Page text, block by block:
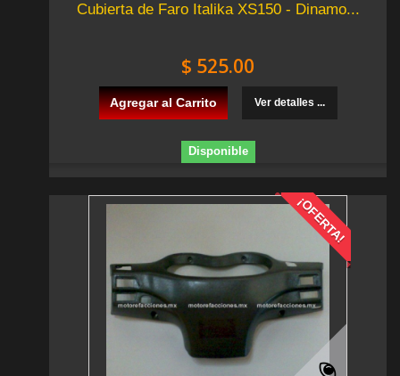
Cubierta de Faro Italika XS150 - Dinamo...
$ 525.00
Agregar al Carrito Ver detalles ...
Disponible
¡OFERTA!